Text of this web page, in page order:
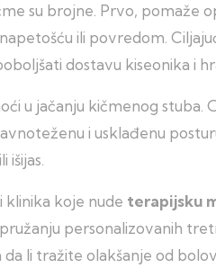
su brojne. Prvo, pomaže
ili povredom.
dostavu kiseonika i
u jačanju kičmenog stuba.
i usklađenu
išijas.
klinika koje nude terapijsku
personalizovanih
li tražite olakšanje od